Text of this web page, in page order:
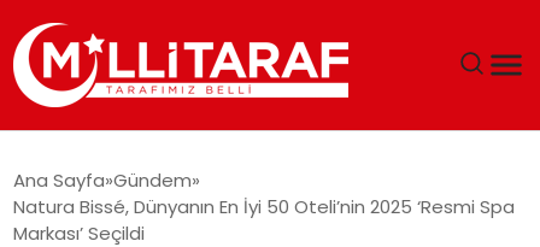
ÖZEL SAYFALAR
Ana Sayfa Gündem
Natura Bissé, Dünyanın En İyi 50 Oteli’nin 2025 ‘Resmi Spa
Markası’ Seçildi